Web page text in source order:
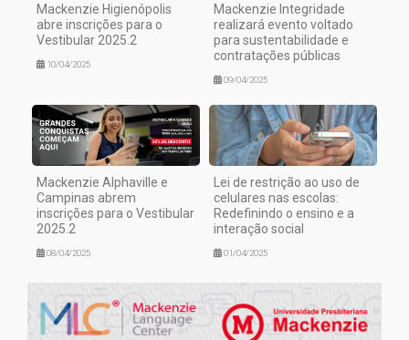
Mackenzie Higienópolis
abre inscrições para o
Vestibular 2025.2
10/04/2025
Mackenzie Integridade
realizará evento voltado
para sustentabilidade e
contratações públicas
09/04/2025
Mackenzie Alphaville e
Campinas abrem
inscrições para o Vestibular
2025.2
08/04/2025
Lei de restrição ao uso de
celulares nas escolas:
Redefinindo o ensino e a
interação social
01/04/2025